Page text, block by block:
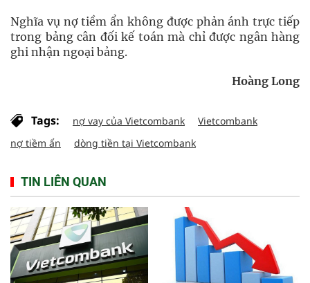
Nghĩa vụ nợ tiềm ẩn không được phản ánh trực tiếp
trong bảng cân đối kế toán mà chỉ được ngân hàng
ghi nhận ngoại bảng.
Hoàng Long
Tags: nợ vay của Vietcombank
Vietcombank
nợ tiềm ẩn
dòng tiền tại Vietcombank
TIN LIÊN QUAN